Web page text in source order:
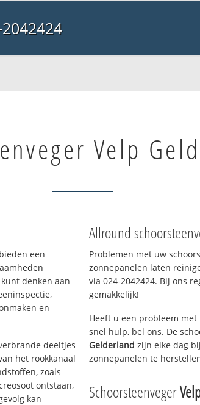
Velp
een
denken aan
en
deeltjes
het rookkanaal
zoals
ontstaan,
kan
Allround
Problemen met uw
zonnepanelen laten
via 024-2042424. Bij ons
gemakkelijk!
Heeft u een probleem
snel hulp, bel ons. De
Gelderland zijn elke dag
zonnepanelen te
Schoorsteenveger